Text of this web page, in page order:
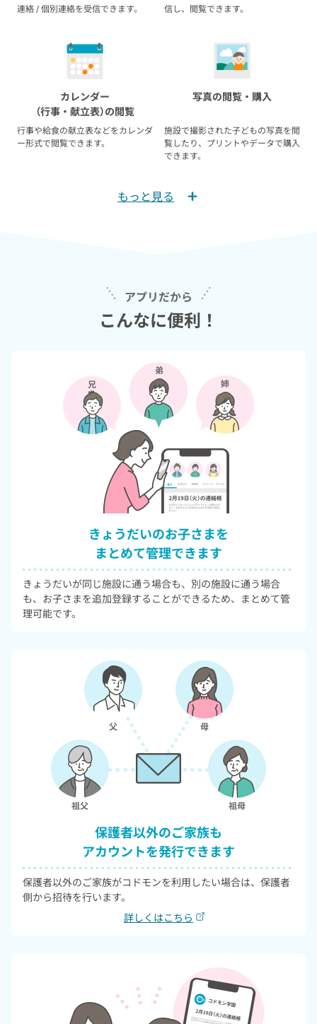
連絡 / 個別連絡を受信できます。
信し、閲覧できます。
カレンダー
（行事 ・献立表）の閲覧
行事や給食の献立表などをカレンダ
ー形式で閲覧できます。
写真の閲覧・購入
施設で撮影された子どもの写真を閲
覧したり、プリントやデータで購入
できます。
資料室の閲覧
施設が共有する各種資料を閲覧・ダ
ウンロードできます。
請求情報の確認
施設からの請求情報・金額を確認で
きます。
活動記録の閲覧
お子さまが夢中で取り組み、学んだ
活動の記録を閲覧できます。
成長記録の閲覧
お子さまの身長や体重、そのほか発
達状況や健診結果などを閲覧できま
す。
アルタイムに確認できます。
刷できます。
もっと見る
アプリだから
こんなに便利！
きょうだいのお子さまを
まとめて管理できます
きょうだいが同じ施設に通う場合も、別の施設に通う場合
も、お子さまを追加登録することができるため、まとめて管
理可能です。
保護者以外のご家族も
アカウントを発行できます
保護者以外のご家族がコドモンを利用したい場合は、保護者
側から招待を行います。
詳しくはこちら